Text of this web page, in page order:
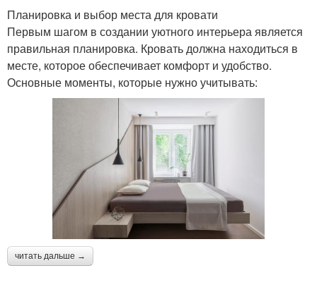
Планировка и выбор места для кровати
Первым шагом в создании уютного интерьера является
правильная планировка. Кровать должна находиться в
месте, которое обеспечивает комфорт и удобство.
Основные моменты, которые нужно учитывать:
читать дальше →